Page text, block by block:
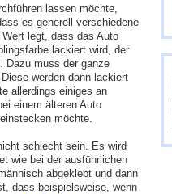
lassen möchte,
es generell verschiedene
legt, dass das Auto
lackiert wird, der
Dazu muss der ganze
werden dann lackiert
allerdings einiges an
einem älteren Auto
möchte.
schlecht sein. Es wird
wie bei der ausführlichen
abgeklebt und dann
dass beispielsweise, wenn